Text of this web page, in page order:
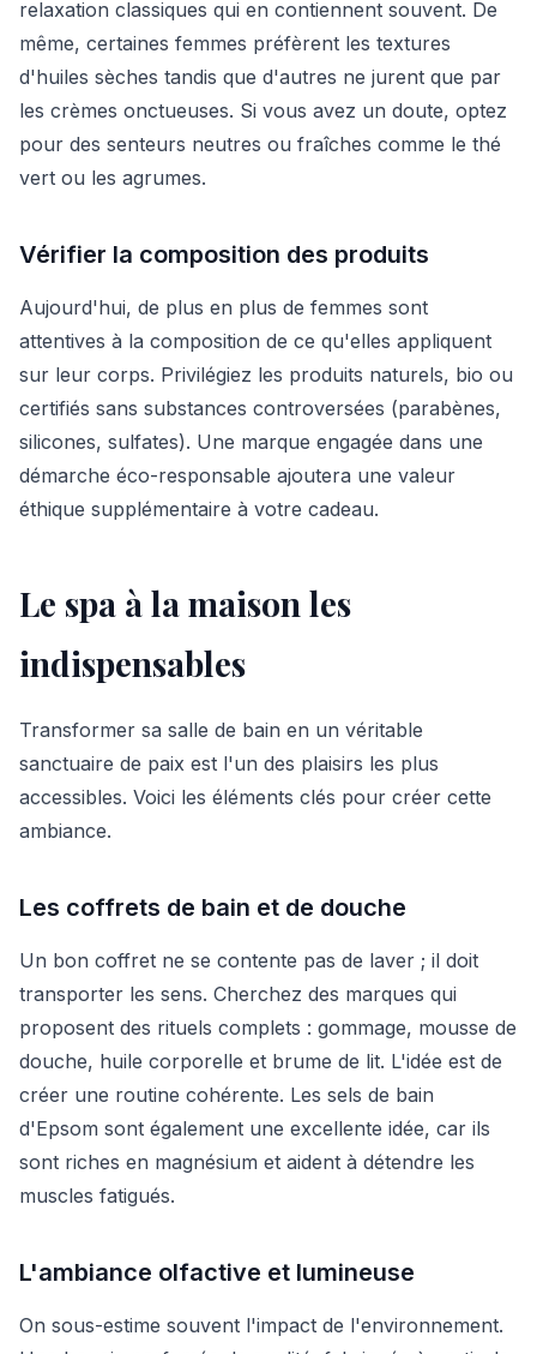
relaxation classiques qui en contiennent souvent. De
même, certaines femmes préfèrent les textures
d'huiles sèches tandis que d'autres ne jurent que par
les crèmes onctueuses. Si vous avez un doute, optez
pour des senteurs neutres ou fraîches comme le thé
vert ou les agrumes.
Vérifier la composition des produits
Aujourd'hui, de plus en plus de femmes sont
attentives à la composition de ce qu'elles appliquent
sur leur corps. Privilégiez les produits naturels, bio ou
certifiés sans substances controversées (parabènes,
silicones, sulfates). Une marque engagée dans une
démarche éco-responsable ajoutera une valeur
éthique supplémentaire à votre cadeau.
Le spa à la maison les
indispensables
Transformer sa salle de bain en un véritable
sanctuaire de paix est l'un des plaisirs les plus
accessibles. Voici les éléments clés pour créer cette
ambiance.
Les coffrets de bain et de douche
Un bon coffret ne se contente pas de laver ; il doit
transporter les sens. Cherchez des marques qui
proposent des rituels complets : gommage, mousse de
douche, huile corporelle et brume de lit. L'idée est de
créer une routine cohérente. Les sels de bain
d'Epsom sont également une excellente idée, car ils
sont riches en magnésium et aident à détendre les
muscles fatigués.
L'ambiance olfactive et lumineuse
On sous-estime souvent l'impact de l'environnement.